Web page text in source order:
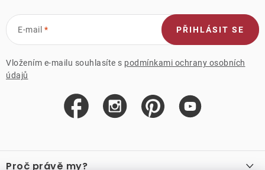
E-mail
Vložením e-mailu souhlasíte s podmínkami ochrany osobních
údajů
PŘIHLÁSIT SE
á
Proč právě my?